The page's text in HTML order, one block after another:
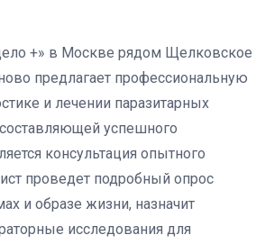
+» в Москве рядом Щелковское
предлагает профессиональную
и лечении паразитарных
успешного
консультация опытного
проведет подробный опрос
и образе жизни, назначит
исследования для